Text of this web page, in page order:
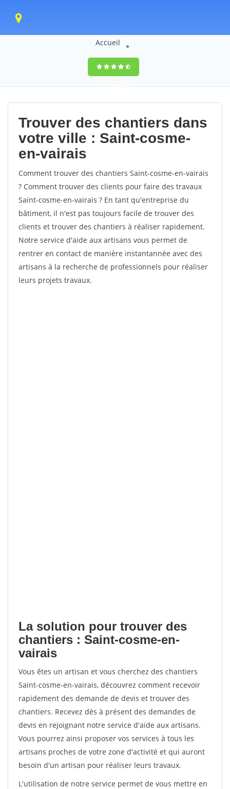
Accueil
9,5(100%)0
votes
Trouver des chantiers dans
votre ville : Saint-cosme-
en-vairais
Comment trouver des chantiers Saint-cosme-en-vairais
? Comment trouver des clients pour faire des travaux
Saint-cosme-en-vairais ? En tant qu'entreprise du
bâtiment, il n'est pas toujours facile de trouver des
clients et trouver des chantiers à réaliser rapidement.
Notre service d'aide aux artisans vous permet de
rentrer en contact de manière instantannée avec des
artisans à la recherche de professionnels pour réaliser
leurs projets travaux.
La solution pour trouver des
chantiers : Saint-cosme-en-
vairais
Vous êtes un artisan et vous cherchez des chantiers
Saint-cosme-en-vairais, découvrez comment recevoir
rapidement des demande de devis et trouver des
chantiers. Recevez dès à présent des demandes de
devis en rejoignant notre service d'aide aux artisans.
Vous pourrez ainsi proposer vos services à tous les
artisans proches de votre zone d'activité et qui auront
besoin d'un artisan pour réaliser leurs travaux.
L'utilisation de notre service permet de vous mettre en